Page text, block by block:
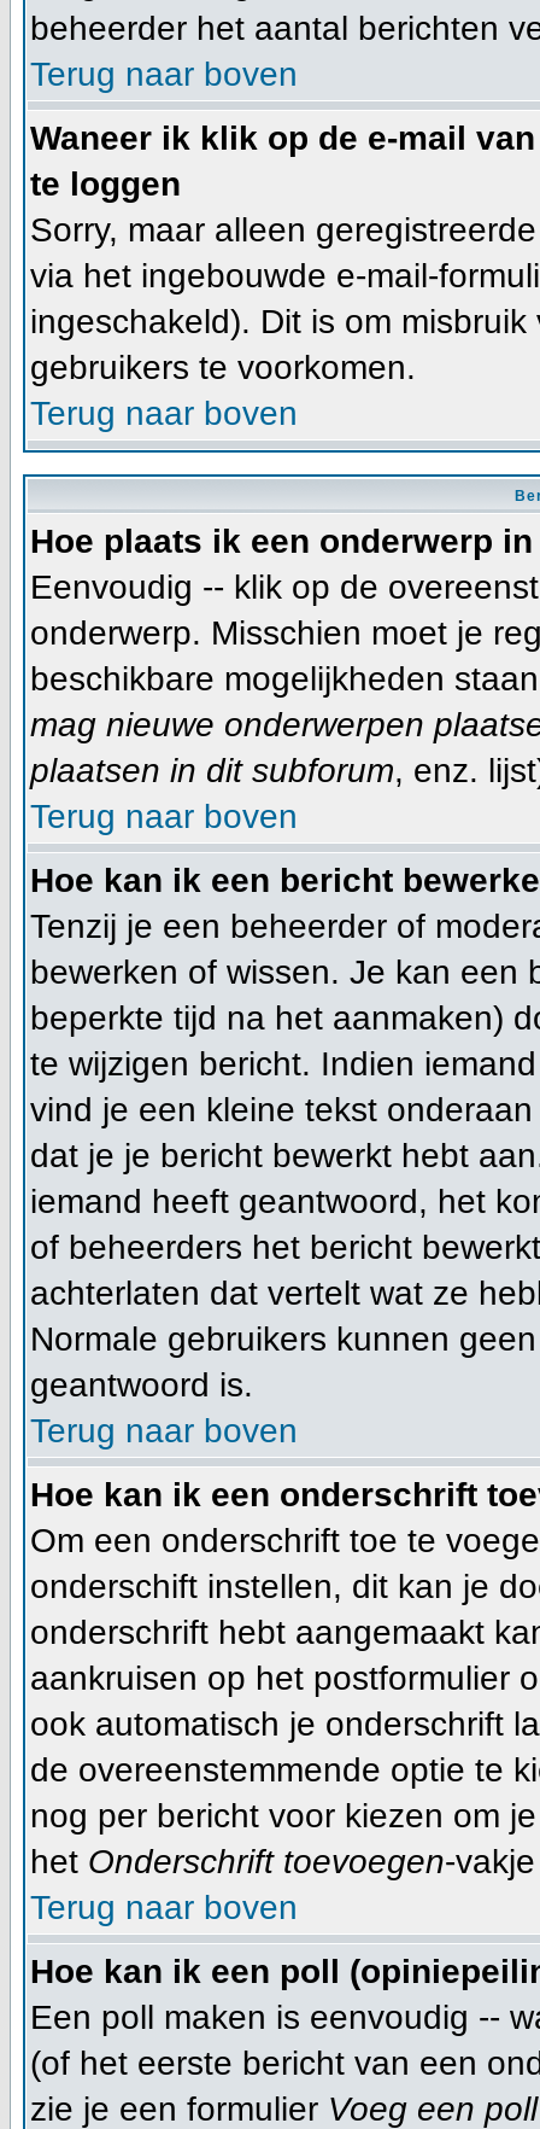
beheerder het aantal berichten
Terug naar boven
Waneer ik klik op de e-mail
te loggen
Sorry, maar alleen
via het ingebouwde e-mail-
ingeschakeld). Dit is om
gebruikers te voorkomen.
Terug naar boven
Hoe plaats ik een onderwerp
Eenvoudig -- klik op de
onderwerp. Misschien moet je
beschikbare mogelijkheden
mag nieuwe onderwerpen
plaatsen in dit subforum, enz.
Terug naar boven
Hoe kan ik een bericht
Tenzij je een beheerder of
bewerken of wissen. Je kan een
beperkte tijd na het aanmaken)
te wijzigen bericht. Indien
vind je een kleine tekst
dat je je bericht bewerkt hebt
iemand heeft geantwoord, het
of beheerders het bericht
achterlaten dat vertelt wat ze
Normale gebruikers kunnen
geantwoord is.
Terug naar boven
Hoe kan ik een onderschrift
Om een onderschrift toe te
onderschift instellen, dit kan je
onderschrift hebt aangemaakt
aankruisen op het postformulier
ook automatisch je onderschrift
de overeenstemmende optie te
nog per bericht voor kiezen om
het Onderschrift toevoegen-
Terug naar boven
Hoe kan ik een poll
Een poll maken is eenvoudig --
(of het eerste bericht van een
zie je een formulier Voeg een